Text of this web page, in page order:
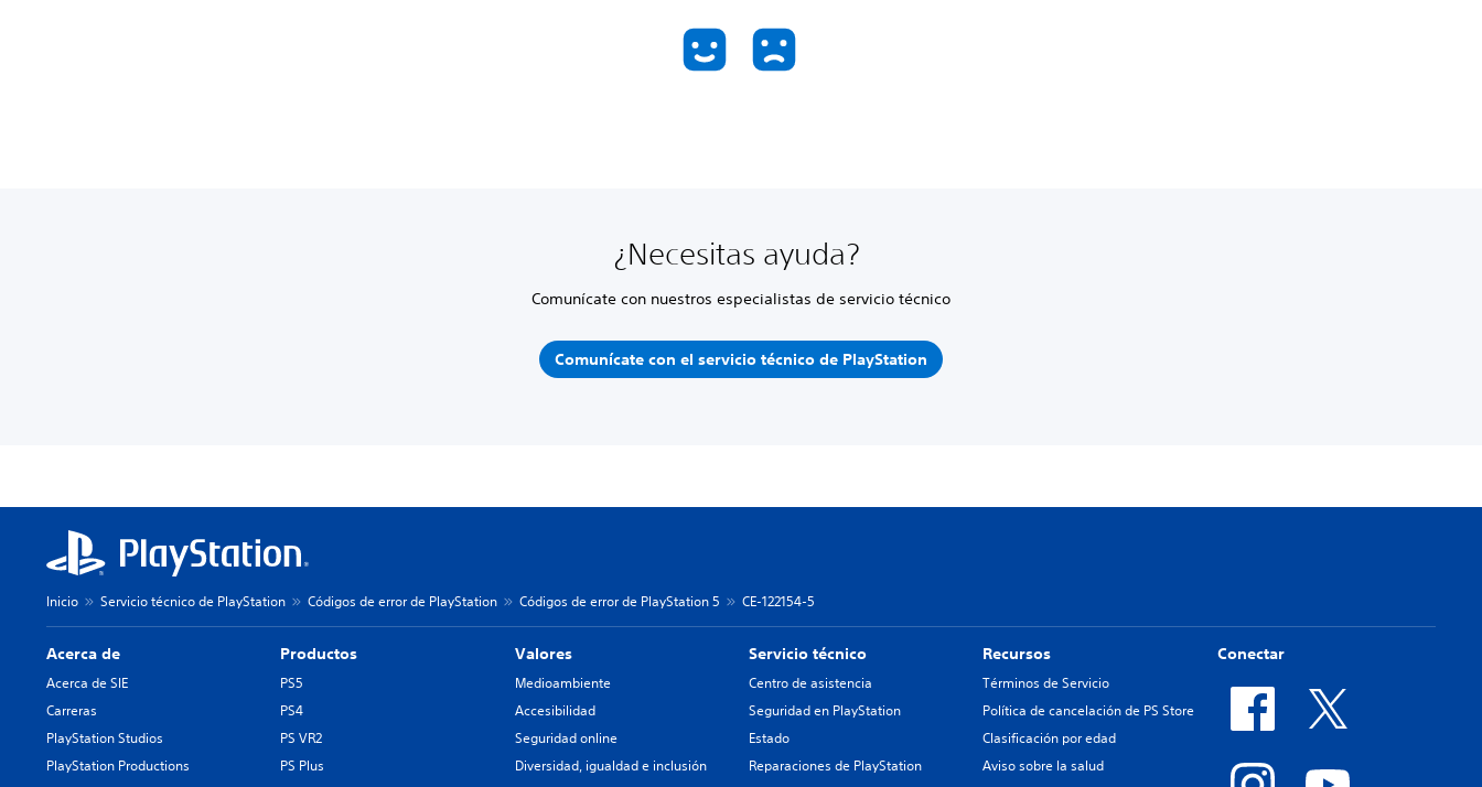
¿Necesitas ayuda?
Comunícate con nuestros especialistas de servicio técnico
Comunícate con el servicio técnico de PlayStation
Inicio Servicio técnico de PlayStation Códigos de error de PlayStation Códigos de error de PlayStation 5 CE-122154-5
Acerca de
Acerca de SIE
Carreras
PlayStation Studios
PlayStation Productions
Productos
PS5
PS4
PS VR2
PS Plus
Valores
Medioambiente
Accesibilidad
Seguridad online
Diversidad, igualdad e inclusión
Servicio técnico
Centro de asistencia
Seguridad en PlayStation
Estado
Reparaciones de PlayStation
Recursos
Términos de Servicio
Política de cancelación de PS Store
Clasificación por edad
Aviso sobre la salud
Conectar